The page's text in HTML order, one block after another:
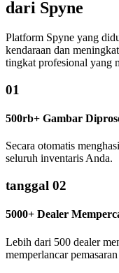
dari Spyne
Platform Spyne yang
kendaraan dan
tingkat profesional yang
01
500rb+ Gambar
Secara otomatis
seluruh inventaris Anda.
tanggal 02
5000+ Dealer
Lebih dari 500 dealer
memperlancar